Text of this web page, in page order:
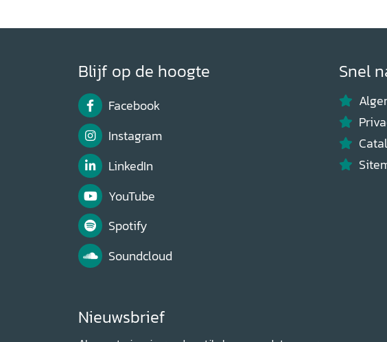
Blijf op de hoogte
Facebook
Instagram
LinkedIn
YouTube
Spotify
Soundcloud
Nieuwsbrief
Snel